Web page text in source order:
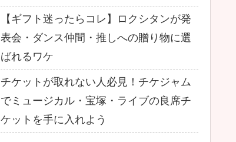
【ギフト迷ったらコレ】ロクシタンが発
表会・ダンス仲間・推しへの贈り物に選
ばれるワケ
チケットが取れない人必見！チケジャム
でミュージカル・宝塚・ライブの良席チ
ケットを手に入れよう